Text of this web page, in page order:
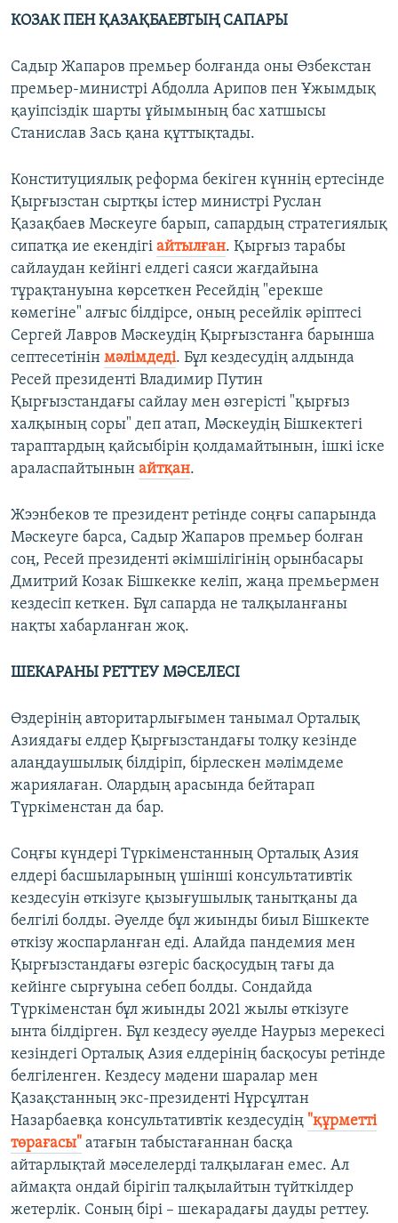
КОЗАК ПЕН ҚАЗАҚБАЕВТЫҢ САПАРЫ
Садыр Жапаров премьер болғанда оны Өзбекстан
премьер-министрі Абдолла Арипов пен Ұжымдық
қауіпсіздік шарты ұйымының бас хатшысы
Станислав Зась қана құттықтады.
Конституциялық реформа бекіген күннің ертесінде
Қырғызстан сыртқы істер министрі Руслан
Қазақбаев Мәскеуге барып, сапардың стратегиялық
сипатқа ие екендігі айтылған. Қырғыз тарабы
сайлаудан кейінгі елдегі саяси жағдайына
тұрақтануына көрсеткен Ресейдің "ерекше
көмегіне" алғыс білдірсе, оның ресейлік әріптесі
Сергей Лавров Мәскеудің Қырғызстанға барынша
септесетінін мәлімдеді. Бұл кездесудің алдында
Ресей президенті Владимир Путин
Қырғызстандағы сайлау мен өзгерісті "қырғыз
халқының соры" деп атап, Мәскеудің Бішкектегі
тараптардың қайсыбірін қолдамайтынын, ішкі іске
араласпайтынын айтқан.
Жээнбеков те президент ретінде соңғы сапарында
Мәскеуге барса, Садыр Жапаров премьер болған
соң, Ресей президенті әкімшілігінің орынбасары
Дмитрий Козак Бішкекке келіп, жаңа премьермен
кездесіп кеткен. Бұл сапарда не талқыланғаны
нақты хабарланған жоқ.
ШЕКАРАНЫ РЕТТЕУ МӘСЕЛЕСІ
Өздерінің авторитарлығымен танымал Орталық
Азиядағы елдер Қырғызстандағы толқу кезінде
алаңдаушылық білдіріп, бірлескен мәлімдеме
жариялаған. Олардың арасында бейтарап
Түркіменстан да бар.
Соңғы күндері Түркіменстанның Орталық Азия
елдері басшыларының үшінші консультативтік
кездесуін өткізуге қызығушылық танытқаны да
белгілі болды. Әуелде бұл жиынды биыл Бішкекте
өткізу жоспарланған еді. Алайда пандемия мен
Қырғызстандағы өзгеріс басқосудың тағы да
кейінге сырғуына себеп болды. Сондайда
Түркіменстан бұл жиынды 2021 жылы өткізуге
ынта білдірген. Бұл кездесу әуелде Наурыз мерекесі
кезіндегі Орталық Азия елдерінің басқосуы ретінде
белгіленген. Кездесу мәдени шаралар мен
Қазақстанның экс-президенті Нұрсұлтан
Назарбаевқа консультативтік кездесудің "құрметті
төрағасы" атағын табыстағаннан басқа
айтарлықтай мәселелерді талқылаған емес. Ал
аймақта ондай бірігіп талқылайтын түйткілдер
жетерлік. Соның бірі – шекарадағы дауды реттеу.